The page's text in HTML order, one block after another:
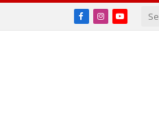
Facebook
InstagramYouTube